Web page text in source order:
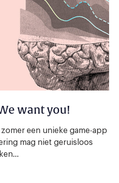
want you!
een unieke game-app
mag niet geruisloos